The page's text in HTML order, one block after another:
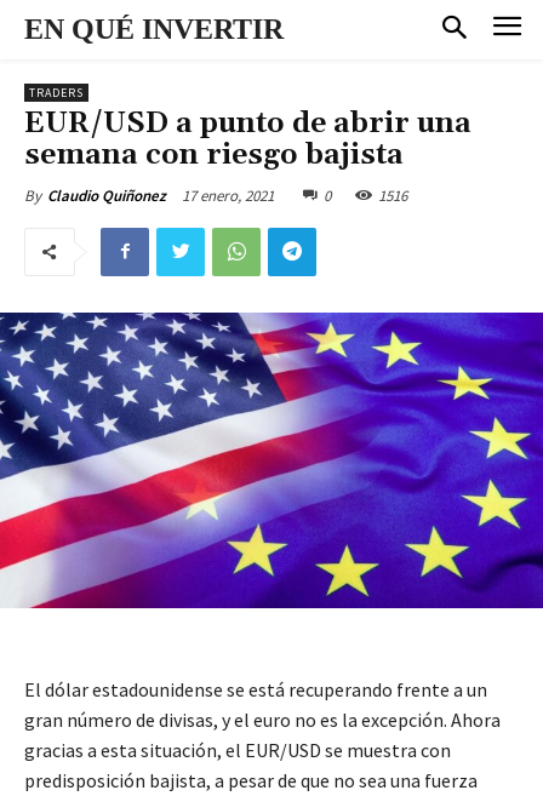
EN QUÉ INVERTIR
TRADERS
EUR/USD a punto de abrir una
semana con riesgo bajista
By Claudio Quiñonez 17 enero, 2021 0 1516
El dólar estadounidense se está recuperando frente a un
gran número de divisas, y el euro no es la excepción. Ahora
gracias a esta situación, el EUR/USD se muestra con
predisposición bajista, a pesar de que no sea una fuerza